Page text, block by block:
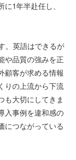
1年半赴任し、
。英語はできるが
や品質の強みを正
顧客が求める情報
りの上流から下流
も大切にしてきま
入事例を違和感の
につながっている